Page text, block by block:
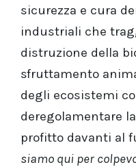
sicurezza e cura
industriali che
distruzione della
sfruttamento
degli ecosistemi
deregolamentare
profitto davanti al
siamo qui per